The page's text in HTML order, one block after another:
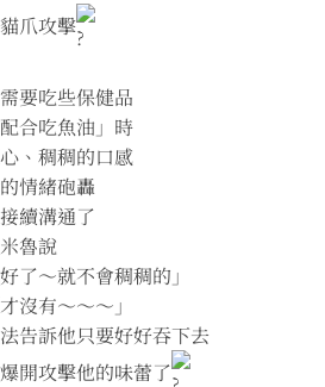
爪攻擊
要吃些保健品
合吃魚油」時
、稠稠的口感
情緒砲轟
續溝通了
魯說
了～就不會稠稠的」
沒有～～～」
告訴他只要好好吞下去
開攻擊他的味蕾了